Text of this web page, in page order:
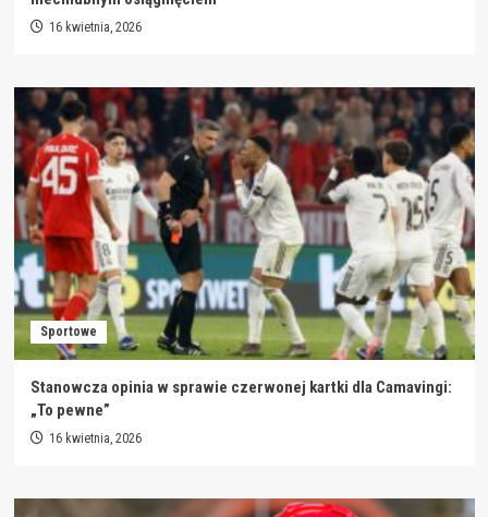
16 kwietnia, 2026
Sportowe
Stanowcza opinia w sprawie czerwonej kartki dla Camavingi:
„To pewne”
16 kwietnia, 2026